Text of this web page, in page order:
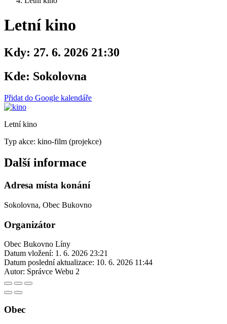
Letní kino
Kdy: 27. 6. 2026 21:30
Kde: Sokolovna
Přidat do Google kalendáře
Letní kino
Typ akce: kino-film (projekce)
Další informace
Adresa místa konání
Sokolovna, Obec Bukovno
Organizátor
Obec Bukovno Líny
Datum vložení: 1. 6. 2026 23:21
Datum poslední aktualizace: 10. 6. 2026 11:44
Autor: Správce Webu 2
Obec